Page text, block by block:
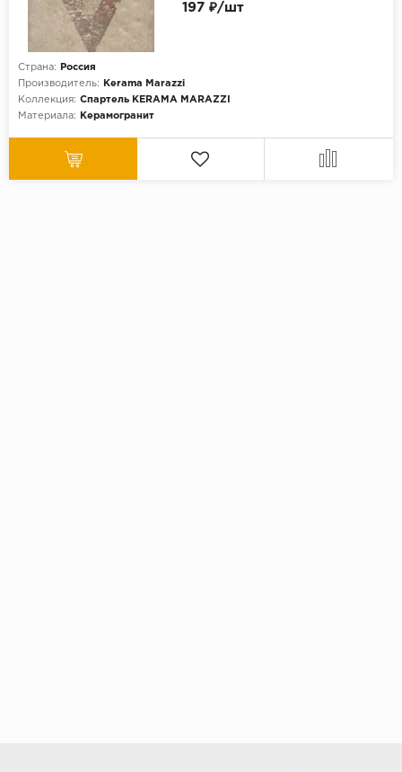
Страна:
Россия
Производитель:
Kerama Marazzi
Коллекция: Спартель KЕRАМА МАRАZZI
Материала:
Керамогранит
197 ₽/шт